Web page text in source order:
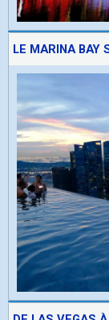
LE MARINA BAY